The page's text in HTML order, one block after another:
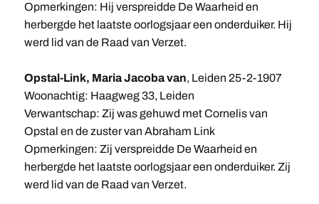
Opmerkingen: Hij verspreidde De Waarheid en
herbergde het laatste oorlogsjaar een onderduiker. Hij
werd lid van de Raad van Verzet.
Opstal-Link, Maria Jacoba van, Leiden 25-2-1907
Woonachtig: Haagweg 33, Leiden
Verwantschap: Zij was gehuwd met Cornelis van
Opstal en de zuster van Abraham Link
Opmerkingen: Zij verspreidde De Waarheid en
herbergde het laatste oorlogsjaar een onderduiker. Zij
werd lid van de Raad van Verzet.